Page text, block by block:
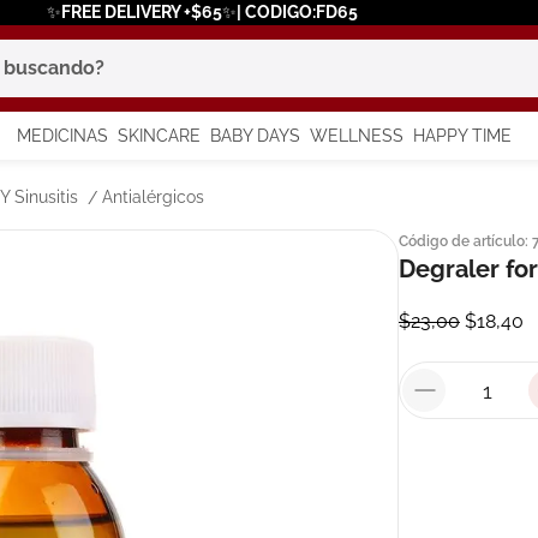
✨FREE DELIVERY +$65✨| CODIGO:FD65
MEDICINAS SKINCARE BABY DAYS WELLNESS HAPPY TIME
Sinusitis Antialérgicos
Código de artículo:
Degraler
$23,00 $18,40
más buscados